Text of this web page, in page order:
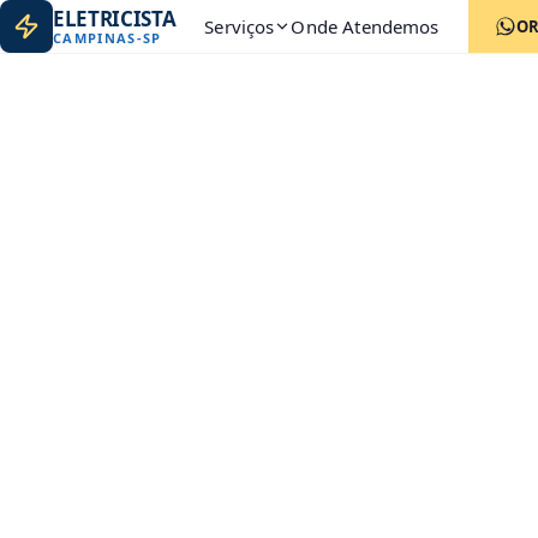
ELETRICISTA
CAMPINAS-SP Serviços Onde Atendemos